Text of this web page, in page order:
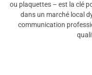
ou plaquettes – est la clé
dans un marché local
communication